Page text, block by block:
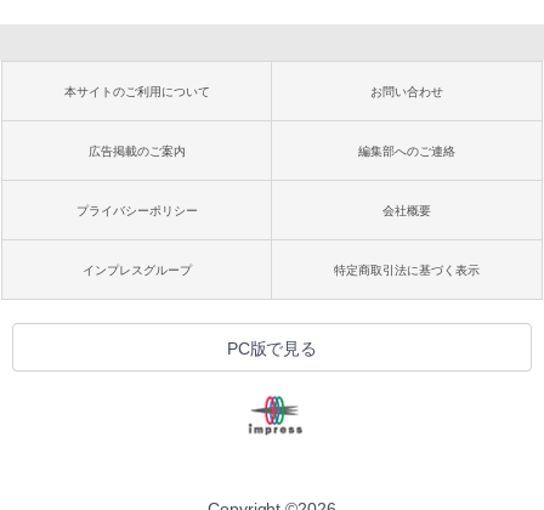
本サイトのご利用について お問い合わせ
広告掲載のご案内 編集部へのご連絡
プライバシーポリシー 会社概要
インプレスグループ 特定商取引法に基づく表示
PC版で見る